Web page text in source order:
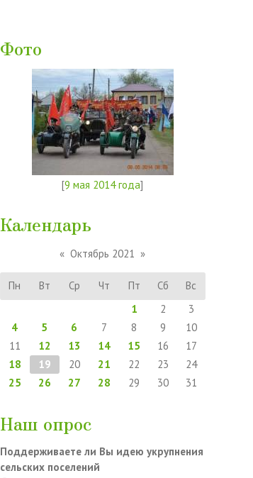
Фото
[9 мая 2014 года]
Календарь
« Октябрь 2021 »
Пн Вт Ср Чт Пт Сб
Вс
1
2
3
4
5 6 7 8 9
10
11
12 13 14 15 16
17
18
19 20 21 22 23
24
25
26 27 28 29 30 31
Наш опрос
Поддерживаете ли Вы идею укрупнения
сельских поселений